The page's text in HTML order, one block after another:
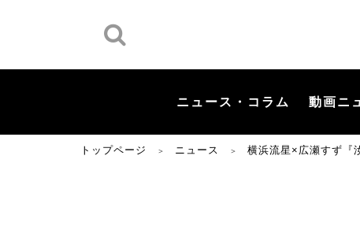
ニュース・コラム 動画ニ
トップページ ＞ ニュース ＞ 横浜流星×広瀬すず『